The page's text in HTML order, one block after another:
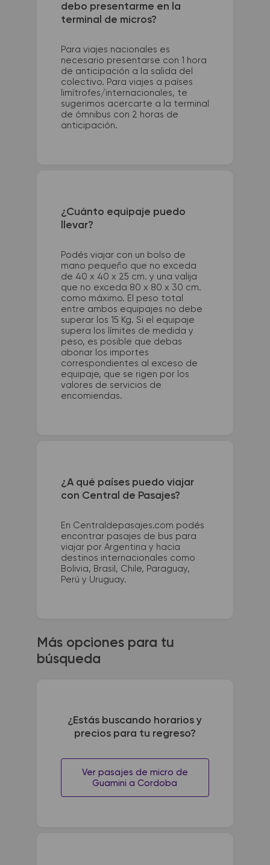
debo presentarme en la
terminal de micros?
Para viajes nacionales es
necesario presentarse con 1 hora
de anticipación a la salida del
colectivo. Para viajes a países
limítrofes/internacionales, te
sugerimos acercarte a la terminal
de ómnibus con 2 horas de
anticipación.
¿Cuánto equipaje puedo
llevar?
Podés viajar con un bolso de
mano pequeño que no exceda
de 40 x 40 x 25 cm. y una valija
que no exceda 80 x 80 x 30 cm.
como máximo. El peso total
entre ambos equipajes no debe
superar los 15 Kg. Si el equipaje
supera los límites de medida y
peso, es posible que debas
abonar los importes
correspondientes al exceso de
equipaje, que se rigen por los
valores de servicios de
encomiendas.
¿A qué países puedo viajar
con Central de Pasajes?
En Centraldepasajes.com podés
encontrar pasajes de bus para
viajar por Argentina y hacia
destinos internacionales como
Bolivia, Brasil, Chile, Paraguay,
Perú y Uruguay.
Más opciones para tu
búsqueda
¿Estás buscando horarios y
precios para tu regreso?
Ver pasajes de micro de
Guamini a Cordoba